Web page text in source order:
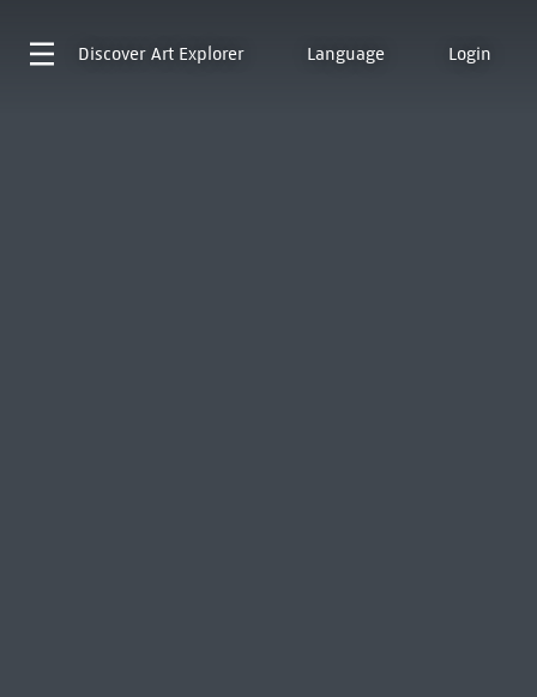
Discover Art Explorer Language Login